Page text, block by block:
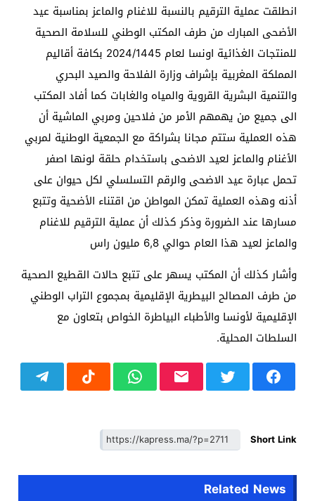
انطلقت عملية الترقيم بالنسبة للاغنام والماعز بمناسبة عيد
الأضحى المبارك من طرف المكتب الوطني للسلامة الصحية
للمنتجات الغذائية اونسا لعام 2024/1445 بكافة أقاليم
المملكة المغربية بإشراف وزارة الفلاحة والصيد البحري
والتنمية البشرية القروية والمياه والغابات كما أفاد المكتب
الى جميع من يهمهم الأمر من فلاحين ومربي الماشية أن
هذه العملية ستتم مجانا بشراكة مع الجمعية الوطنية لمربي
الأغنام والماعز لعيد الاضحى باستخدام حلقة لونها اصفر
تحمل عبارة عيد الاضحى والرقم التسلسلي لكل حيوان على
أذنه وهذه العملية تمكن المواطن من اقتناء الأضحية وتتبع
مسارها عند الضرورة وذكر كذلك أن عملية الترقيم للاغنام
والماعز لعيد هذا العام حوالي 6,8 مليون راس
وأشار كذلك أن المكتب يسهر على تتبع حالات القطيع الصحية
من طرف المصالح البيطرية الإقليمية بمجموع التراب الوطني
الإقليمية لأونسا والأطباء البياطرة الخواص بتعاون مع
السلطات المحلية.
Short Link
Related News